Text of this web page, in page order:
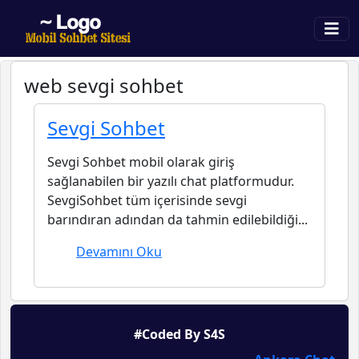
web sevgi sohbet
Sevgi Sohbet
Sevgi Sohbet mobil olarak giriş
sağlanabilen bir yazılı chat platformudur.
SevgiSohbet tüm içerisinde sevgi
barındıran adından da tahmin edilebildiği...
Devamını Oku
#Coded By S4S